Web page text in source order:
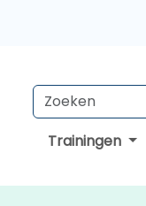
Trainingen